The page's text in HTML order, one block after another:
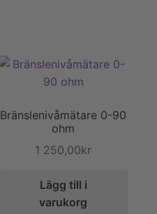
Bränslenivåmätare 0-90
ohm
1 250,00kr
Lägg till i
varukorg